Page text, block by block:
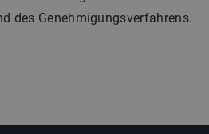
des Genehmigungsverfahrens.